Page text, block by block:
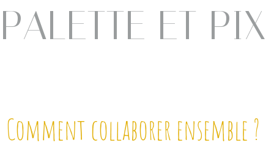
PALETTE ET PIX
Comment collaborer ensemble ?